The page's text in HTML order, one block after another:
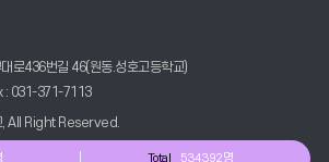
로436번길 46(원동.성호고등학교)
: 031-371-7113
All Right Reserved.
Total 534392명